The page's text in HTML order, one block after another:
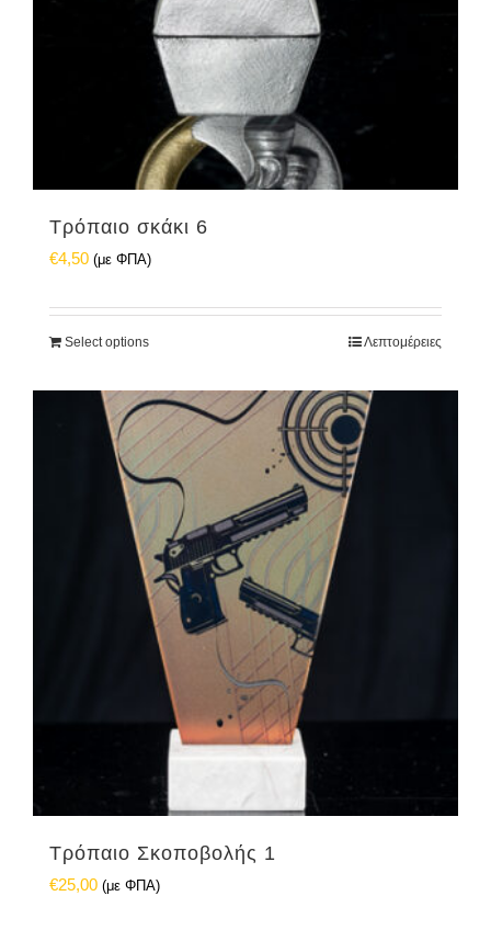
Τρόπαιο σκάκι 6
€4,50 (με ΦΠΑ)
Select options Λεπτομέρειες
Τρόπαιο Σκοποβολής 1
€25,00 (με ΦΠΑ)